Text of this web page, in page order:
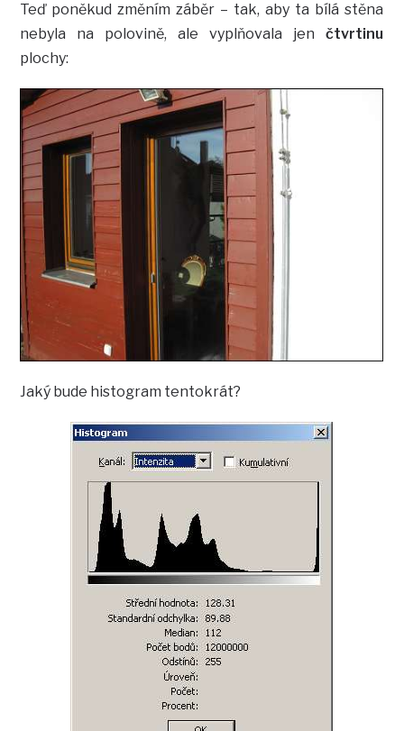
Teď poněkud změním záběr – tak, aby ta bílá stěna
nebyla na polovině, ale vyplňovala jenčtvrtinu
plochy:
Jaký bude histogram tentokrát?